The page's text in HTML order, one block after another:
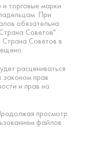
торговые марки
При
обязательна
Советов".
Советов в
расцениваться
прав
и прав на
просмотр
файлов